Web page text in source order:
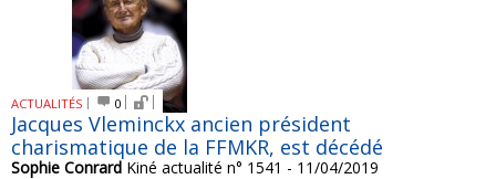
ACTUALITÉS 0
Jacques Vleminckx ancien président
charismatique de la FFMKR, est décédé
Sophie Conrard Kiné actualité n° 1541 - 11/04/2019